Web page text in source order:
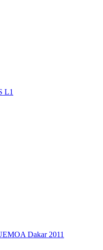
L1
Dakar 2011